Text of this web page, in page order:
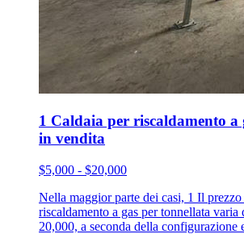
1 Caldaia per riscaldamento a
in vendita
$5,000 - $20,000
Nella maggior parte dei casi, 1 Il
riscaldamento a gas per tonnellata
20,000, a seconda della configurazione